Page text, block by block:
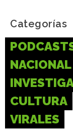
Categorías
NACIONAL
CULTURA
VIRALES